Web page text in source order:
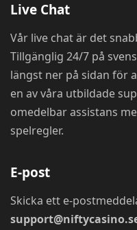
Live Chat
Vår live chat är det
Tillgänglig 24/7 på
längst ner på sidan för
en av våra utbildade
omedelbar assistans
spelregler.
E-post
Skicka ett e-